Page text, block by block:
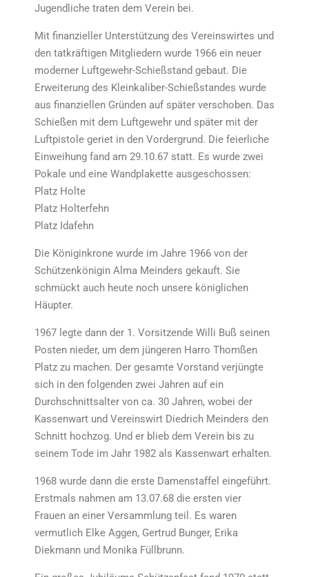
Jugendliche traten dem Verein bei.
Mit finanzieller Unterstützung des Vereinswirtes und
den tatkräftigen Mitgliedern wurde 1966 ein neuer
moderner Luftgewehr-Schießstand gebaut. Die
Erweiterung des Kleinkaliber-Schießstandes wurde
aus finanziellen Gründen auf später verschoben. Das
Schießen mit dem Luftgewehr und später mit der
Luftpistole geriet in den Vordergrund. Die feierliche
Einweihung fand am 29.10.67 statt. Es wurde zwei
Pokale und eine Wandplakette ausgeschossen:
Platz Holte
Platz Holterfehn
Platz Idafehn
Die Königinkrone wurde im Jahre 1966 von der
Schützenkönigin Alma Meinders gekauft. Sie
schmückt auch heute noch unsere königlichen
Häupter.
1967 legte dann der 1. Vorsitzende Willi Buß seinen
Posten nieder, um dem jüngeren Harro Thomßen
Platz zu machen. Der gesamte Vorstand verjüngte
sich in den folgenden zwei Jahren auf ein
Durchschnittsalter von ca. 30 Jahren, wobei der
Kassenwart und Vereinswirt Diedrich Meinders den
Schnitt hochzog. Und er blieb dem Verein bis zu
seinem Tode im Jahr 1982 als Kassenwart erhalten.
1968 wurde dann die erste Damenstaffel eingeführt.
Erstmals nahmen am 13.07.68 die ersten vier
Frauen an einer Versammlung teil. Es waren
vermutlich Elke Aggen, Gertrud Bunger, Erika
Diekmann und Monika Füllbrunn.